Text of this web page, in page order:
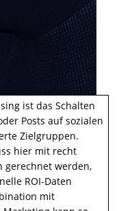
ist das Schalten
Posts auf sozialen
Zielgruppen.
hier mit recht
gerechnet werden,
ROI-Daten
mit